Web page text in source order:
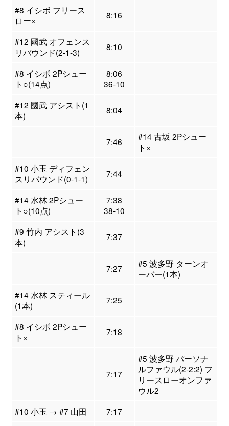
#8 イシボ フリース
ロー×
8:16
#12 國武 オフェンス
リバウンド(2-1-3)
8:10
#8 イシボ 2Pシュー
ト○(14点)
8:06
36-10
#12 國武 アシスト(1
本)
8:04
7:46
#14 古坂 2Pシュー
ト×
#10 小玉 ディフェン
スリバウンド(0-1-1)
7:44
#14 水林 2Pシュー
ト○(10点)
7:38
38-10
#9 竹内 アシスト(3
本)
7:37
7:27
#5 波多野 ターンオ
ーバー(1本)
#14 水林 スティール
(1本)
7:25
#8 イシボ 2Pシュー
ト×
7:18
7:17
#5 波多野 パーソナ
ルファウル(2-2:2) フ
リースローオンファ
ウル2
#10 小玉 → #7 山田
7:17